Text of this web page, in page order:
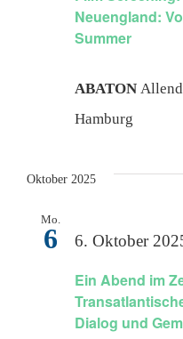
Neuengland:
Summer
ABATON
Hamburg
Oktober 2025
Mo.
6
Ein Abend im
Dialog und
6. Oktober